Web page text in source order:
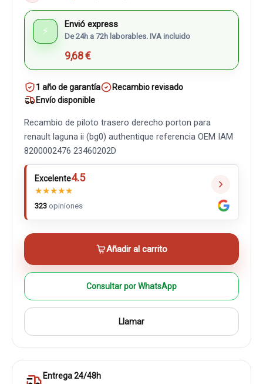
⚡
Envió express
De 24h a 72h laborables. IVA incluido
9,68 €
1 año de garantía
Recambio revisado
Envío disponible
Recambio de piloto trasero derecho porton para
renault laguna ii (bg0) authentique referencia OEM IAM
8200002476 23460202D
Excelente4.5
★★★★★
323 opiniones
Añadir al carrito
Consultar por WhatsApp
Llamar
Entrega 24/48h